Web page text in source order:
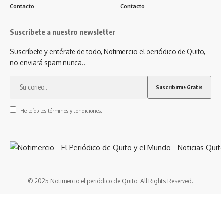
Contacto Contacto
Suscríbete a nuestro newsletter
Suscríbete y entérate de todo, Notimercio el periódico de Quito,
no enviará spam nunca..
He leído los términos y condiciones.
© 2025 Notimercio el periódico de Quito. All Rights Reserved.